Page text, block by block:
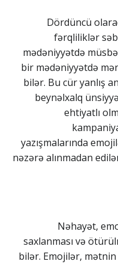
Dördüncü
fərqliliklər
mədəniyyətdə
bir mədəniyyətdə
bilər. Bu cür yanlış
beynəlxalq
ehtiyatlı
yazışmalarında
nəzərə alınmadan
Nəhayət,
saxlanması və
bilər. Emojilər,